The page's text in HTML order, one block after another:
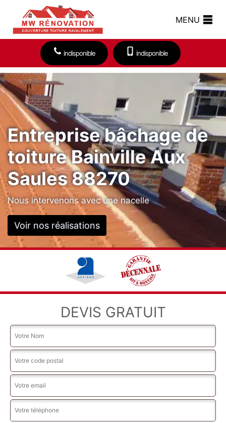
MENU
indisponible indisponible
Entreprise bâchage de
toiture Bainville Aux
Saules 88270
Nous intervenons avec une nacelle
Voir nos réalisations
DEVIS GRATUIT